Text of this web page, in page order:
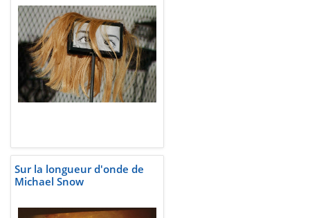
Sur la longueur d'onde de
Michael Snow